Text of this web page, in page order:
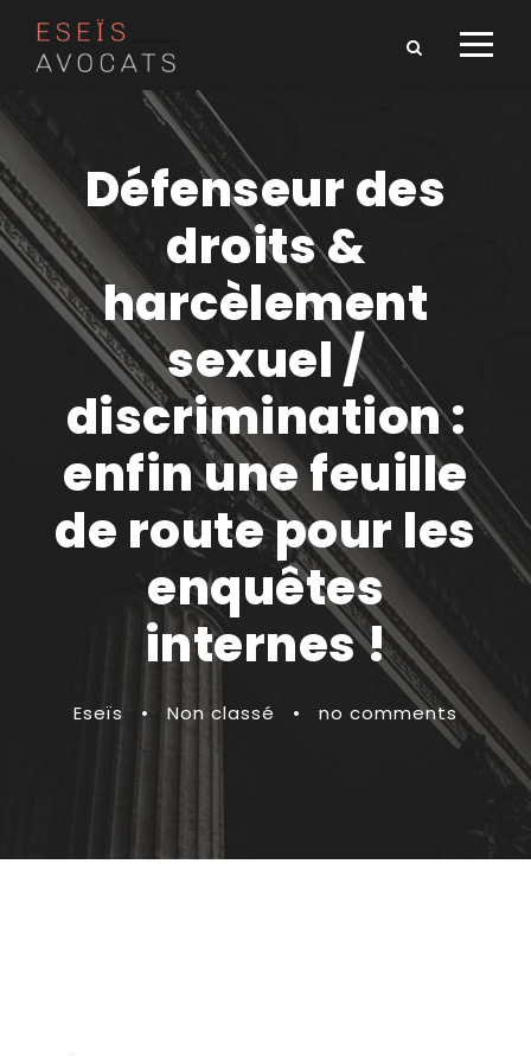
Défenseur des
droits &
harcèlement
sexuel /
discrimination :
enfin une feuille
de route pour les
enquêtes
internes !
Eseïs • Non classé • no comments